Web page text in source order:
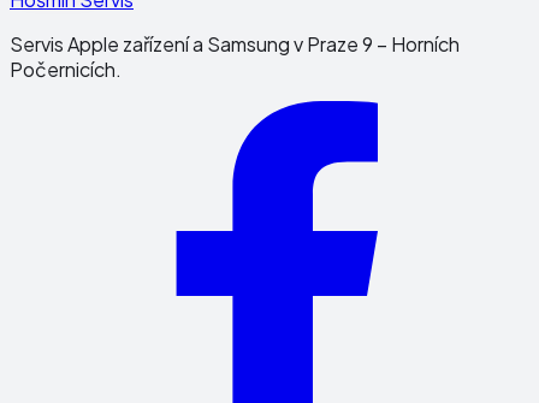
Servis Apple zařízení a Samsung v Praze 9 – Horních
Počernicích.